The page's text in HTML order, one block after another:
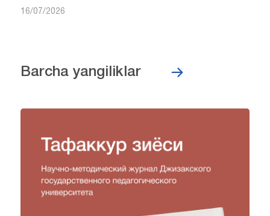
16/07/2026
Barcha yangiliklar